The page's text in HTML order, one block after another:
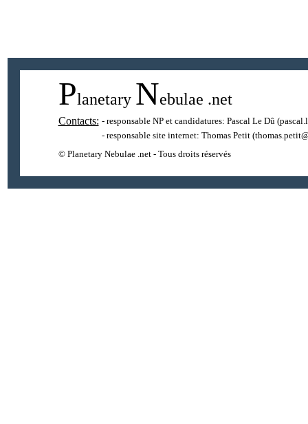
Planetary Nebulae .net
Contacts: - responsable NP et candidatures: Pascal Le Dû
- responsable site internet: Thomas Petit
© Planetary Nebulae .net - Tous droits réservés